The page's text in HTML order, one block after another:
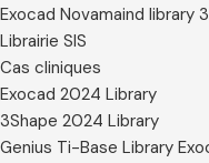
Exocad Novamaind library
Librairie SIS
Cas cliniques
Exocad 2024 Library
3Shape 2024 Library
Genius Ti-Base Library